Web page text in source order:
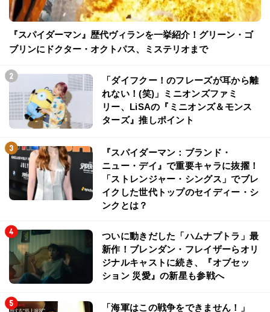
『スパイダーマン』歴代ヴィランを一挙紹介！グリーン・ゴ
ブリンにドクター・オクトパス、ミステリオまで
「ダイフクー！のフレーズが耳から離
れない！(笑)」ミニオンズファミ
リー、LiSAの『ミニオンズ＆モンス
ターズ』推しポイント
『スパイダーマン：ブランド・
ニュー・デイ』で重要キャラに抜擢！
「ストレンジャー・シングス」でブレ
イクした世代トップのセイディー・シ
ンクとは？
ついに動きだした「ハムナプトラ」最
新作！ブレンダン・フレイザーらオリ
ジナルキャストに続き、『オブセッ
ション 災愛』の新星も参戦へ
「海軍はこの戦争をできません！」